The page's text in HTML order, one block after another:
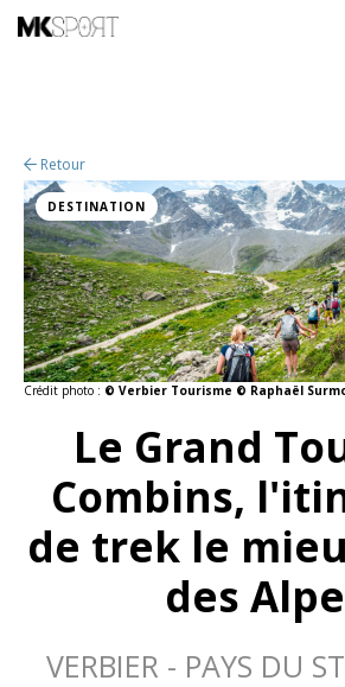
Retour
Crédit photo : © Verbier Tourisme © Raphaël
DESTINATION
Le Grand
Combins,
de trek le
des
VERBIER - PAYS DU